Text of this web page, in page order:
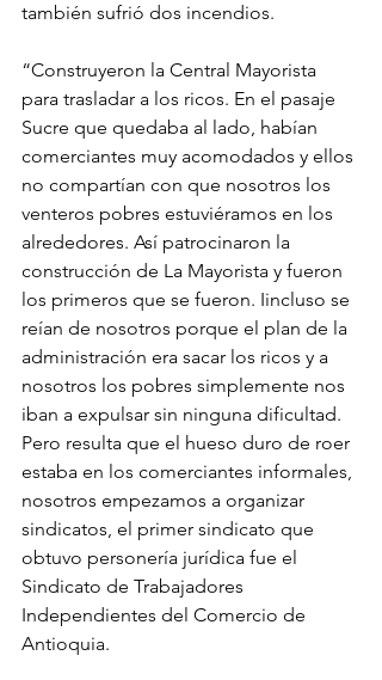
también sufrió dos incendios.
“Construyeron la Central Mayorista
para trasladar a los ricos. En el pasaje
Sucre que quedaba al lado, habían
comerciantes muy acomodados y ellos
no compartían con que nosotros los
venteros pobres estuviéramos en los
alrededores. Así patrocinaron la
construcción de La Mayorista y fueron
los primeros que se fueron. Iincluso se
reían de nosotros porque el plan de la
administración era sacar los ricos y a
nosotros los pobres simplemente nos
iban a expulsar sin ninguna dificultad.
Pero resulta que el hueso duro de roer
estaba en los comerciantes informales,
nosotros empezamos a organizar
sindicatos, el primer sindicato que
obtuvo personería jurídica fue el
Sindicato de Trabajadores
Independientes del Comercio de
Antioquia.